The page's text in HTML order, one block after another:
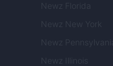
Newz Florida
Newz New York
Newz Pennsylvania
Newz Illinois